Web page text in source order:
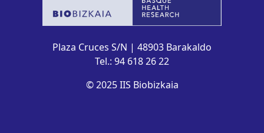
Plaza Cruces S/N | 48903 Barakaldo
Tel.: 94 618 26 22
© 2025 IIS Biobizkaia